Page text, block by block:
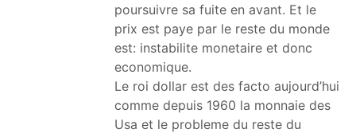
poursuivre sa fuite en avant. Et le
prix est paye par le reste du monde
est: instabilite monetaire et donc
economique.
Le roi dollar est des facto aujourd’hui
comme depuis 1960 la monnaie des
Usa et le probleme du reste du